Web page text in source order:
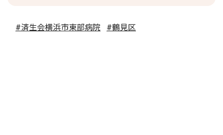
#済生会横浜市東部病院 #鶴見区